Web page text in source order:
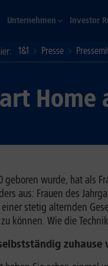
Unternehmen Investor
1&1 Presse
geboren wurde, hat als
aus: Frauen des
einer stetig alternden
können. Wie die